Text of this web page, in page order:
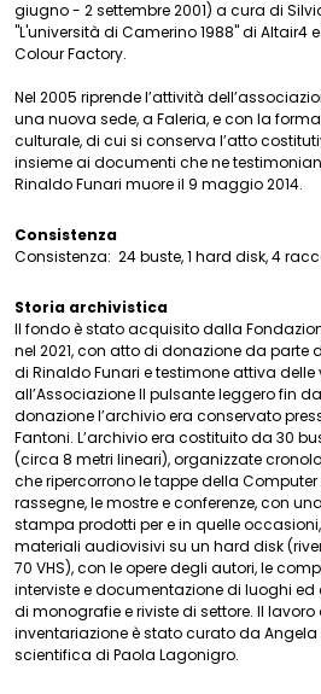
giugno - 2 settembre 2001) a cura di
"L'università di Camerino 1988" di Altair4
Colour Factory.
Nel 2005 riprende l’attività
una nuova sede, a Faleria, e con la
culturale, di cui si conserva l’atto
insieme ai documenti che ne
Rinaldo Funari muore il 9 maggio 2014.
Consistenza
Consistenza: 24 buste, 1 hard disk, 4
Storia archivistica
Il fondo è stato acquisito dalla
nel 2021, con atto di donazione da parte
di Rinaldo Funari e testimone attiva
all’Associazione Il pulsante leggero fin
donazione l’archivio era conservato
Fantoni. L’archivio era costituito da 30
(circa 8 metri lineari), organizzate
che ripercorrono le tappe della
rassegne, le mostre e conferenze, con
stampa prodotti per e in quelle
materiali audiovisivi su un hard disk
70 VHS), con le opere degli autori, le
interviste e documentazione di luoghi
di monografie e riviste di settore. Il
inventariazione è stato curato da
scientifica di Paola Lagonigro.